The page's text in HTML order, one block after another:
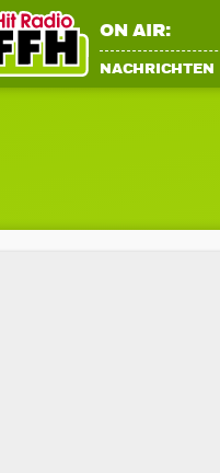
ON AIR:
NACHRICHTEN